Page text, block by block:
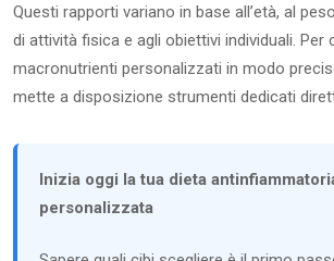
Questi rapporti variano in base all’età, al
di attività fisica e agli obiettivi individuali. Per
macronutrienti personalizzati in modo
mette a disposizione strumenti dedicati
Inizia oggi la tua dieta
personalizzata